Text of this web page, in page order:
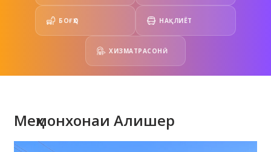
БОҒҲО НАҚЛИЁТ
ХИЗМАТРАСОНӢ
Меҳмонхонаи Алишер